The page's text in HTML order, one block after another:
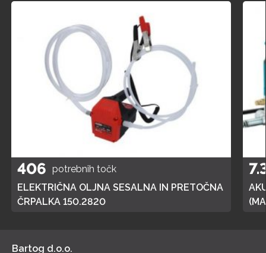
406 potrebnih točk
ELEKTRIČNA OLJNA SESALNA IN PRETOČNA
ČRPALKA 150.2820
Bartog d.o.o.